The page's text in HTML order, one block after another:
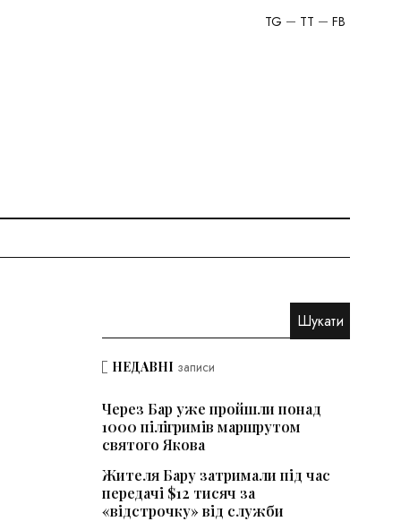
FB
TT
TG
НЕДАВНІ записи
Через Бар уже пройшли понад
1000 пілігримів маршрутом
святого Якова
Жителя Бару затримали під час
передачі $12 тисяч за
«відстрочку» від служби